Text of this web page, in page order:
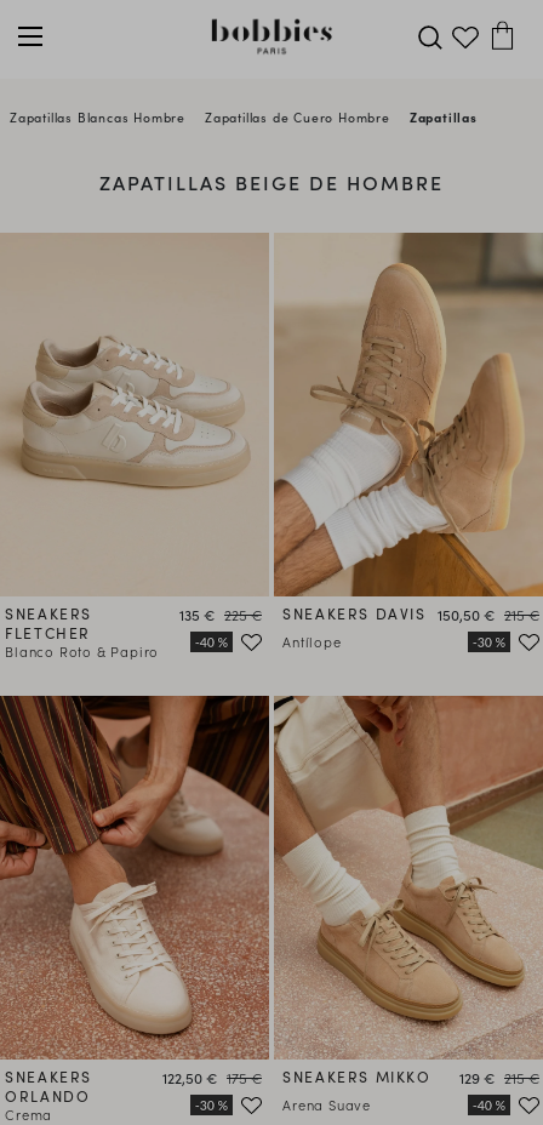
Zapatillas Blancas Hombre Zapatillas de Cuero Hombre Zapatillas Beige de
ZAPATILLAS BEIGE DE HOMBRE
SNEAKERS
FLETCHER
Blanco Roto & Papiro
Precio
135 € Precio
225 € SNEAKERS DAVIS
Antílope
Precio
150,50 € Precio
215 €
SNEAKERS
ORLANDO
Crema
Precio
122,50 € Precio
175 € SNEAKERS MIKKO
Arena Suave
Precio
129 € Precio
215 €